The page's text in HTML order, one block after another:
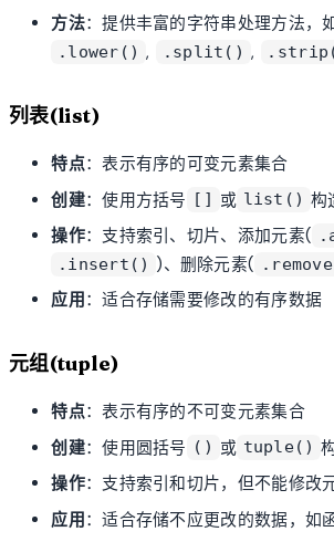
方法：提供丰富的字符串处理方法，
.lower() , .split() ,
列表(list)
特点：表示有序的可变元素集合
创建：使用方括号 [] 或 list() 构
操作：支持索引、切片、添加元素(
.insert() )、删除元素(
应用 ：适合存储需要修改的有序数据
元组(tuple)
特点：表示有序的不可变元素集合
创建：使用圆括号 () 或 tuple()
操作：支持索引和切片，但不能修改
应用：适合存储不应更改的数据，如